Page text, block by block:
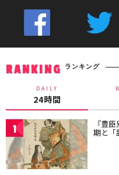
RANKING ランキング
DAILY
24時間
1 『豊
期と「